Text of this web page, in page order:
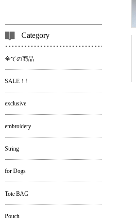
Category
全ての商品
SALE！!
exclusive
embroidery
String
for Dogs
Tote BAG
Pouch